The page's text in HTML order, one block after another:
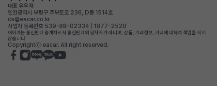
대표 유우재
인천광역시 부평구 주부토로 236, D동 1514호
cs@eacar.co.kr
사업자 등록번호 539-88-02334 | 1877-2520
이어카는 통신판매 중개자로서 통신판매의 당사자가 아니며, 상품, 거래정보, 거래에 대하여 책임을 지지
않습니다.
Copyrightⓒ eacar. All right reserved.